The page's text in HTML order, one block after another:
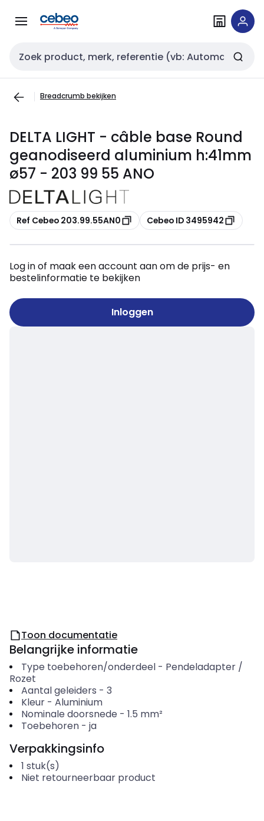
naar
naar
Zoekveld invoer
Breadcrumb bekijken
DELTA LIGHT - câble base Round
geanodiseerd aluminium h:41mm
ø57 - 203 99 55 ANO
Kopiëren
Ref Cebeo 203.99.55AN0 Kopiëren
Cebeo ID 3495942
Log in of maak een account aan om de prijs- en
bestelinformatie te bekijken
Inloggen
Toon documentatie
Belangrijke informatie
Type toebehoren/onderdeel- Pendeladapter /
Rozet
Aantal geleiders - 3
Kleur- Aluminium
Nominale doorsnede - 1.5 mm²
Toebehoren- ja
Verpakkingsinfo
1 stuk(s)
Niet retourneerbaar product